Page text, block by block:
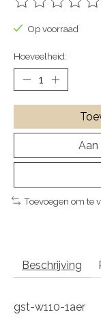
De beoordeling
Op voorraad
Hoeveelheid:
Toevoegen om te
Beschrijving
gst-w110-1aer